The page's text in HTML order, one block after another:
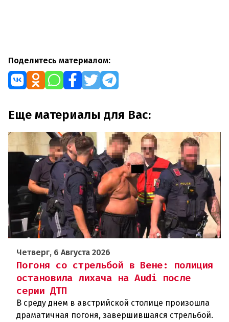
Поделитесь материалом:
Еще материалы для Вас:
Четверг, 6 Августа 2026
Погоня со стрельбой в Вене: полиция
остановила лихача на Audi после
серии ДТП
В среду днем в австрийской столице произошла
драматичная погоня, завершившаяся стрельбой.